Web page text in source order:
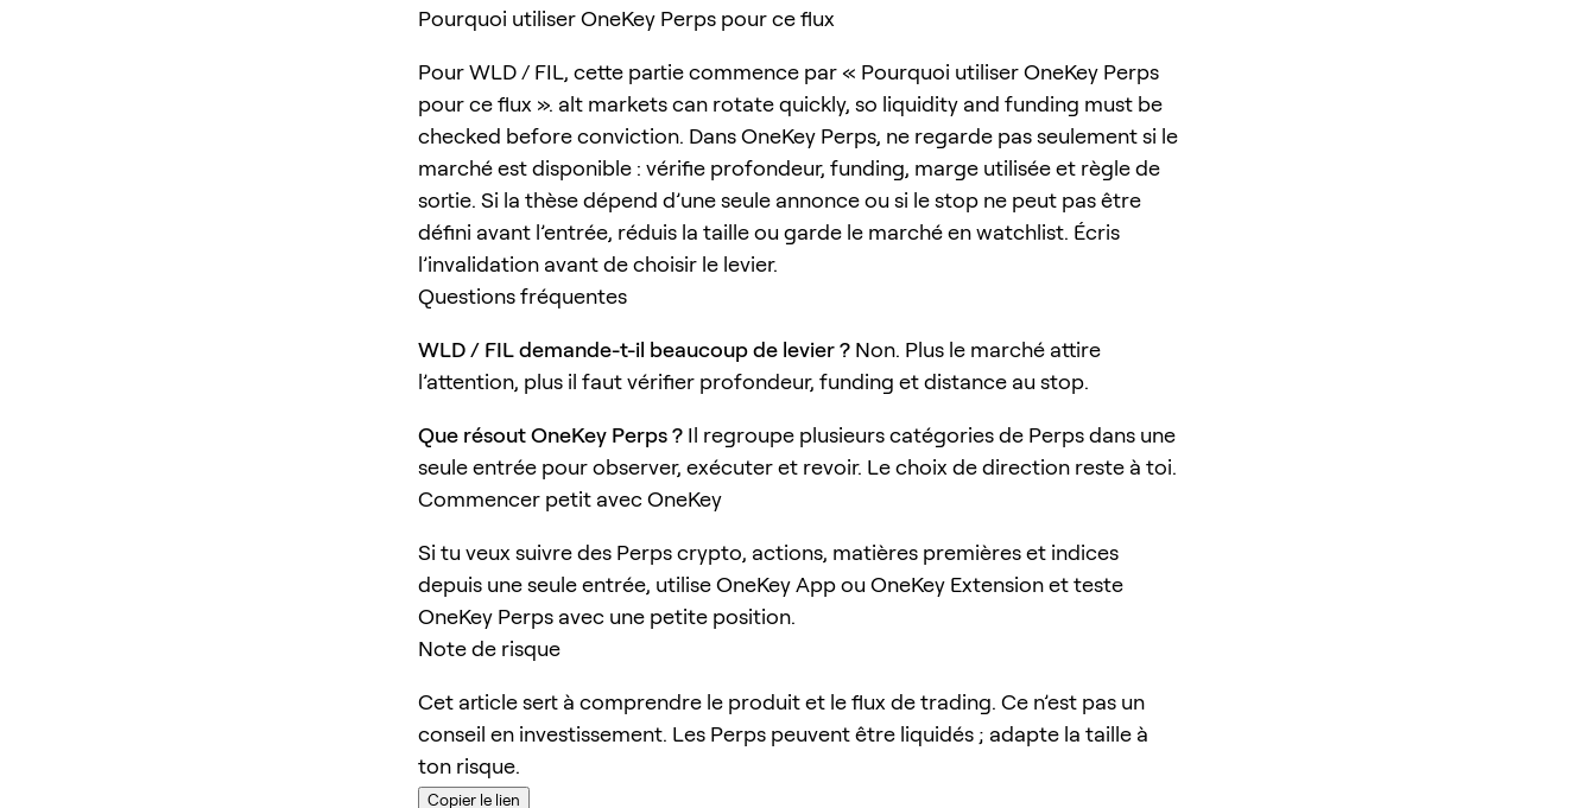
Pourquoi utiliser OneKey Perps pour ce flux
Pour WLD / FIL, cette partie commence par « Pourquoi utiliser OneKey Perps
pour ce flux ». alt markets can rotate quickly, so liquidity and funding must be
checked before conviction. Dans OneKey Perps, ne regarde pas seulement si le
marché est disponible : vérifie profondeur, funding, marge utilisée et règle de
sortie. Si la thèse dépend d’une seule annonce ou si le stop ne peut pas être
défini avant l’entrée, réduis la taille ou garde le marché en watchlist. Écris
l’invalidation avant de choisir le levier.
Questions fréquentes
WLD / FIL demande-t-il beaucoup de levier ? Non. Plus le marché attire
l’attention, plus il faut vérifier profondeur, funding et distance au stop.
Que résout OneKey Perps ? Il regroupe plusieurs catégories de Perps dans une
seule entrée pour observer, exécuter et revoir. Le choix de direction reste à toi.
Commencer petit avec OneKey
Si tu veux suivre des Perps crypto, actions, matières premières et indices
depuis une seule entrée, utilise OneKey App ou OneKey Extension et teste
OneKey Perps avec une petite position.
Note de risque
Cet article sert à comprendre le produit et le flux de trading. Ce n’est pas un
conseil en investissement. Les Perps peuvent être liquidés ; adapte la taille à
ton risque.
Copier le lien